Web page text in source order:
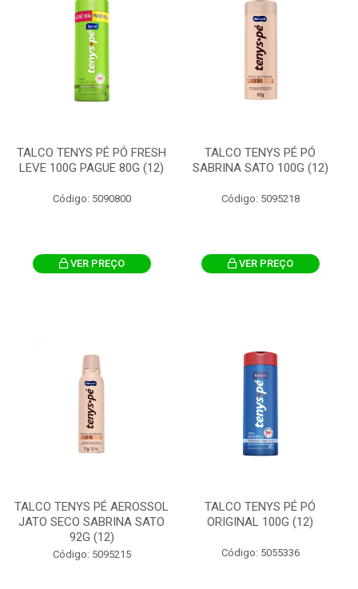
TALCO TENYS PÉ PÓ FRESH
LEVE 100G PAGUE 80G (12)
Código: 5090800
VER PREÇO
TALCO TENYS PÉ PÓ
SABRINA SATO 100G (12)
Código: 5095218
VER PREÇO
TALCO TENYS PÉ AEROSSOL
JATO SECO SABRINA SATO
92G (12)
Código: 5095215
TALCO TENYS PÉ PÓ
ORIGINAL 100G (12)
Código: 5055336